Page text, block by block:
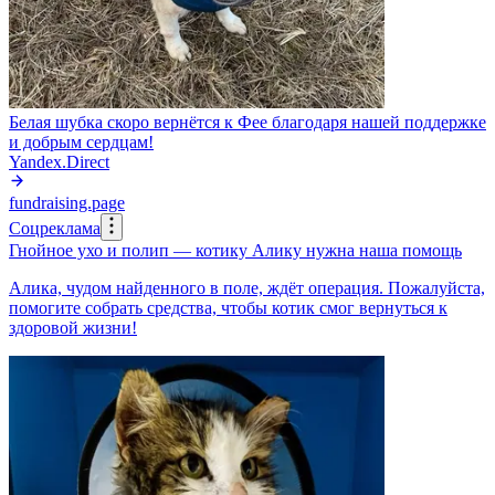
Белая шубка скоро вернётся к Фее благодаря нашей поддержке
и добрым сердцам!
Yandex.Direct
fundraising.page
Соцреклама
Гнойное ухо и полип — котику Алику нужна наша помощь
Алика, чудом найденного в поле, ждёт операция. Пожалуйста,
помогите собрать средства, чтобы котик смог вернуться к
здоровой жизни!